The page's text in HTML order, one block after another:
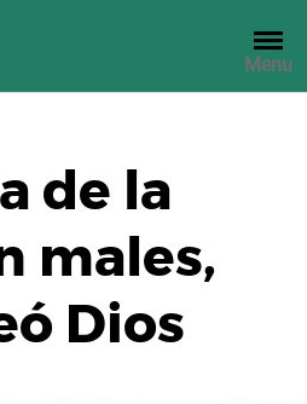
Menu
de la
males,
Dios